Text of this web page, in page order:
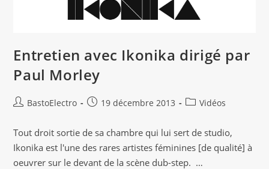
Entretien avec Ikonika dirigé par
Paul Morley
Auteur/autrice
la
publication :
BastoElectro
Publication
19 décembre 2013
PostVidéos
Tout droit sortie de sa chambre qui lui sert de studio,
Ikonika est l'une des rares artistes féminines [de qualité] à
oeuvrer sur le devant de la scène dub-step. …